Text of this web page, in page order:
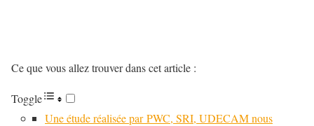
Ce que vous allez trouver dans cet article :
Toggle
Une étude réalisée par PWC, SRI, UDECAM nous